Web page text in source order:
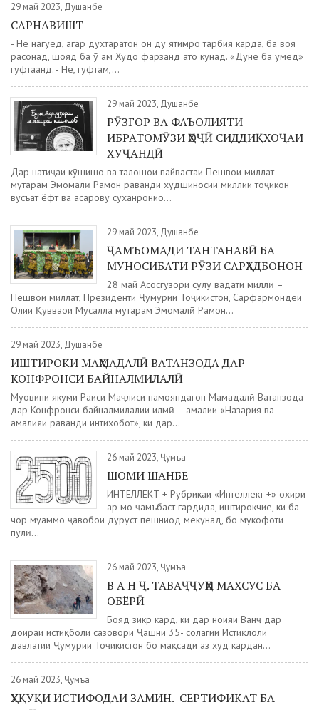
29 май 2023, Душанбе
САРНАВИШТ
- Не нагӯед, агар духтаратон он ду ятимро тарбия карда, ба воя
расонад, шояд ба ӯ ҳам Худо фарзанд ато кунад. «Дунё ба умед»
гуфтаанд. - Не, гуфтам,...
29 май 2023, Душанбе
РӮЗГОР ВА ФАЪОЛИЯТИ
ИБРАТОМӮЗИ ҲОҶӢ СИДДИҚХОҶАИ
ХУҶАНДӢ
Дар натиҷаи кӯшишҳо ва талошҳои пайвастаи Пешвои миллат
муҳтарам Эмомалӣ Раҳмон раванди худшиносии миллии тоҷикон
вусъат ёфт ва асарҳову суханрониҳо...
29 май 2023, Душанбе
ҶАМЪОМАДИ ТАНТАНАВӢ БА
МУНОСИБАТИ РӮЗИ САРҲАДБОНОН
28 май Асосгузори сулҳу ваҳдати миллӣ –
Пешвои миллат, Президенти Ҷумҳурии Тоҷикистон, Сарфармондеҳи
Олии Қувваҳои Мусаллаҳ муҳтарам Эмомалӣ Раҳмон...
29 май 2023, Душанбе
ИШТИРОКИ МАҲМАДАЛӢ ВАТАНЗОДА ДАР
КОНФРОНСИ БАЙНАЛМИЛАЛӢ
Муовини якуми Раиси Маҷлиси намояндагон Маҳмадалӣ Ватанзода
дар Конфронси байналмилалии илмӣ – амалии «Назария ва
амалияи раванди интихобот», ки дар...
26 май 2023, Ҷумъа
ШОМИ ШАНБЕ
ИНТЕЛЛЕКТ + Рубрикаи «Интеллект +» охири
ҳар моҳ ҷамъбаст гардида, иштирокчие, ки ба
чор муаммо ҷавобҳои дуруст пешниҳод мекунад, бо мукофоти
пулӣ...
26 май 2023, Ҷумъа
В А Н Ҷ. ТАВАҶҶУҲИ МАХСУС БА
ОБЁРӢ
Бояд зикр кард, ки дар ноҳияи Ванҷ дар
доираи истиқболи сазовори Ҷашни 35- солагии Истиқлоли
давлатии Ҷумҳурии Тоҷикистон бо мақсади аз худ кардан...
26 май 2023, Ҷумъа
ҲУҚУҚИ ИСТИФОДАИ ЗАМИН. СЕРТИФИКАТ БА